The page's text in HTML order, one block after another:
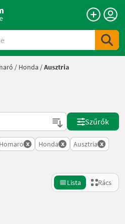
/ Honda /Ausztria
on
Szűrők
Homaro x Honda x Ausztria x
Lista Rács